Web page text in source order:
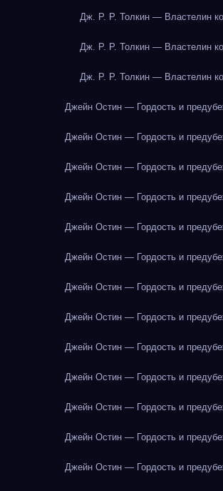
Дж. Р. Р. Толкин — Властелин
Дж. Р. Р. Толкин — Властелин
Дж. Р. Р. Толкин — Властелин
Джейн Остин — Гордость и
Джейн Остин — Гордость и
Джейн Остин — Гордость и
Джейн Остин — Гордость и
Джейн Остин — Гордость и
Джейн Остин — Гордость и
Джейн Остин — Гордость и
Джейн Остин — Гордость и
Джейн Остин — Гордость и
Джейн Остин — Гордость и
Джейн Остин — Гордость и
Джейн Остин — Гордость и
Джейн Остин — Гордость и